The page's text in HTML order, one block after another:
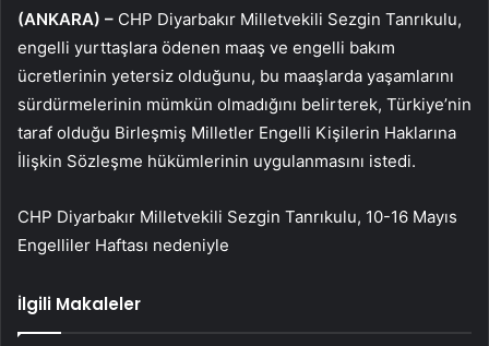
(ANKARA) – CHP Diyarbakır Milletvekili Sezgin Tanrıkulu,
engelli yurttaşlara ödenen maaş ve engelli bakım
ücretlerinin yetersiz olduğunu, bu maaşlarda yaşamlarını
sürdürmelerinin mümkün olmadığını belirterek, Türkiye’nin
taraf olduğu Birleşmiş Milletler Engelli Kişilerin Haklarına
İlişkin Sözleşme hükümlerinin uygulanmasını istedi.
CHP Diyarbakır Milletvekili Sezgin Tanrıkulu, 10-16 Mayıs
Engelliler Haftası nedeniyle
İlgili Makaleler